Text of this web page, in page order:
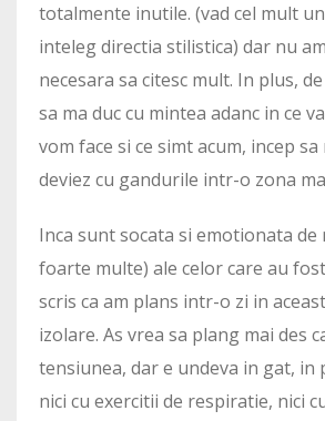
totalmente inutile. (vad cel mult
inteleg directia stilistica) dar nu
necesara sa citesc mult. In plus,
sa ma duc cu mintea adanc in ce
vom face si ce simt acum, incep sa
deviez cu gandurile intr-o zona
Inca sunt socata si emotionata de
foarte multe) ale celor care au
scris ca am plans intr-o zi in
izolare. As vrea sa plang mai des
tensiunea, dar e undeva in gat, in
nici cu exercitii de respiratie, nici